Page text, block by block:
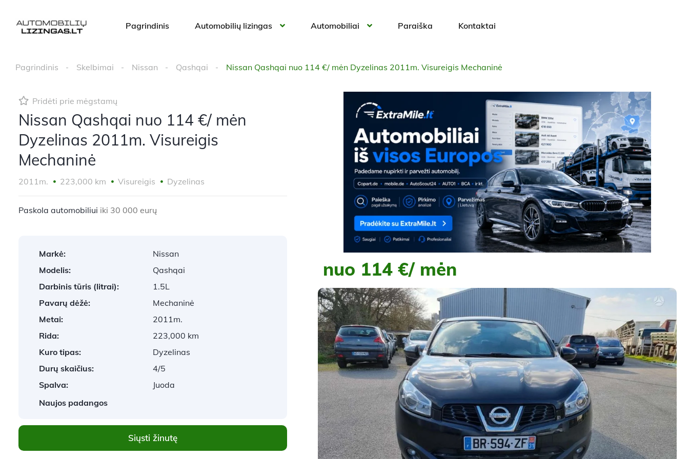
Pagrindinis Automobilių lizingas Automobiliai Paraiška Kontaktai
Pagrindinis Skelbimai Nissan Qashqai Nissan Qashqai nuo 114 €/ mėn Dyzelinas 2011m. Visureigis Mechaninė
Pridėti prie mėgstamų
Nissan Qashqai nuo 114 €/ mėn
Dyzelinas 2011m. Visureigis
Mechaninė
2011m. 223,000 km Visureigis Dyzelinas
Paskola automobiliui iki 30 000 eurų
Markė:
Nissan
Modelis:
Qashqai
Darbinis tūris (litrai):
1.5L
Pavarų dėžė:
Mechaninė
Metai:
2011m.
Rida:
223,000 km
Kuro tipas:
Dyzelinas
Durų skaičius:
4/5
Spalva:
Juoda
Naujos padangos
Siųsti žinutę
nuo 114 €/ mėn